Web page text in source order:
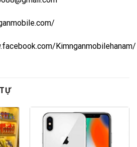
Kimnganmobilehanam/